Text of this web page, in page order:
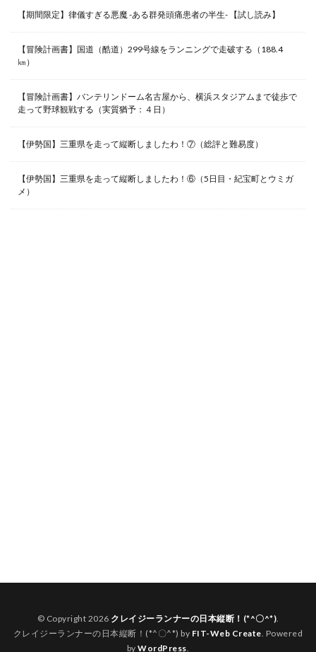
【期間限定】律儀すぎる悪魔 -ある群発頭痛患者の半生- 【試し読み】
【冒険計画書】国道（酷道）299号線をランニングで走破する（188.4
㎞）
【冒険計画書】バンテリンドーム名古屋から、横浜スタジアムまで徒歩で
走って野球観戦する（実質猶予：４日）
【伊勢国】三重県を走って縦断しましたわ！⑦（総評と難易度）
【伊勢国】三重県を走って縦断しましたわ！⑥（5日目・紀宝町とウミガ
メ）
© Copyright 2026 クレイジーランナーの日本縦断！(*^〇^*).
クレイジーランナーの日本縦断！(*^〇^*) by FIT-Web Create. Powered
byWordPress.